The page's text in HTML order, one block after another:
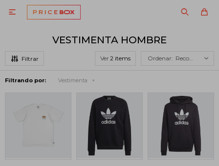

VESTIMENTA HOMBRE
Ver Recomendados
Filtrando por: Vestimenta